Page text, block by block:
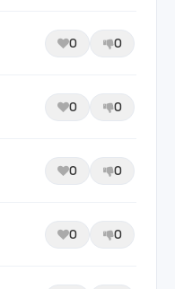
0 0
0 0
0 0
0 0